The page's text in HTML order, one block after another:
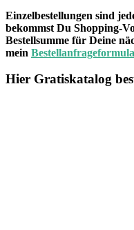
Einzelbestellungen sind
bekommst Du Shopping-
Bestellsumme für Deine
mein
Hier Gratiskatalog